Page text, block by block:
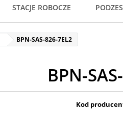
STACJE ROBOCZE
BPN-SAS-826-7EL2
BPN-
Kod